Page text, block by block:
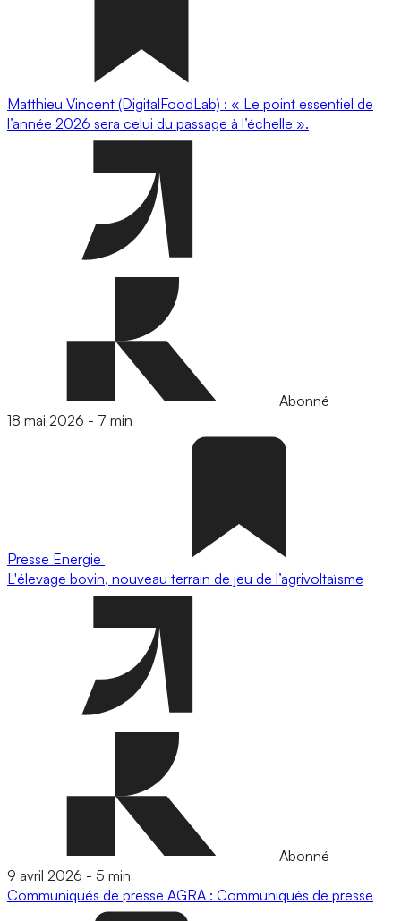
Matthieu Vincent (DigitalFoodLab) : « Le point essentiel de
l’année 2026 sera celui du passage à l’échelle ».
Abonné
18 mai 2026 - 7 min
Presse Energie
L'élevage bovin, nouveau terrain de jeu de l’agrivoltaïsme
Abonné
9 avril 2026 - 5 min
Communiqués de presse AGRA : Communiqués de presse